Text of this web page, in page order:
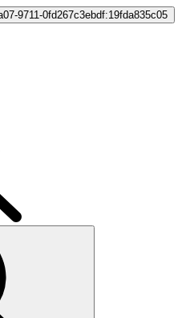
9711-0fd267c3ebdf:19fda835c05